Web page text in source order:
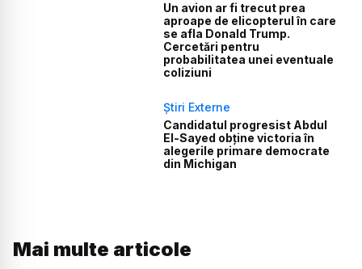
Un avion ar fi trecut prea
aproape de elicopterul în care
se afla Donald Trump.
Cercetări pentru
probabilitatea unei eventuale
coliziuni
Știri Externe
Candidatul progresist Abdul
El-Sayed obține victoria în
alegerile primare democrate
din Michigan
Mai multe articole